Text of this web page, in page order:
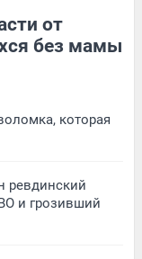
от
без мамы
которая
ревдинский
и грозивший